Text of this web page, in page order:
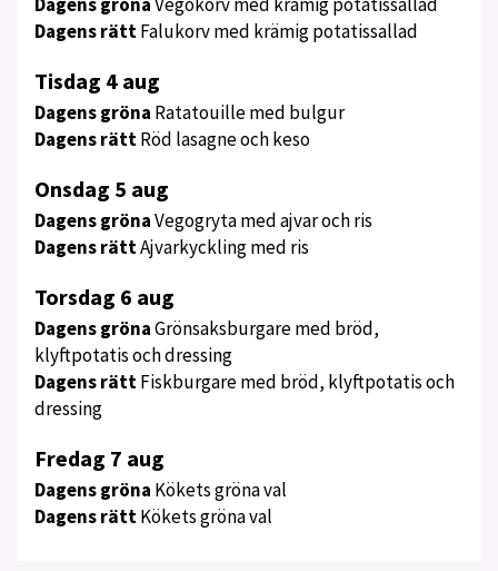
vecka
Dagens rättFalukorv med krämig potatissallad
Tisdag 4 aug
Dagens gröna Ratatouille med bulgur
Dagens rättRöd lasagne och keso
Onsdag 5 aug
Dagens grönaVegogryta med ajvar och ris
Dagens rättAjvarkyckling med ris
Torsdag 6 aug
Dagens grönaGrönsaksburgare med bröd,
klyftpotatis och dressing
Dagens rättFiskburgare med bröd, klyftpotatis och
dressing
Fredag 7 aug
Dagens gröna Kökets gröna val
Dagens rättKökets gröna val